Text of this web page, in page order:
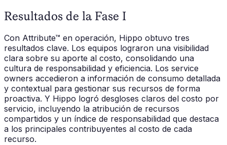
Resultados de la Fase I
Con Attribute™ en operación, Hippo obtuvo tres
resultados clave. Los equipos lograron una visibilidad
clara sobre su aporte al costo, consolidando una
cultura de responsabilidad y eficiencia. Los service
owners accedieron a información de consumo detallada
y contextual para gestionar sus recursos de forma
proactiva. Y Hippo logró desgloses claros del costo por
servicio, incluyendo la atribución de recursos
compartidos y un índice de responsabilidad que destaca
a los principales contribuyentes al costo de cada
recurso.